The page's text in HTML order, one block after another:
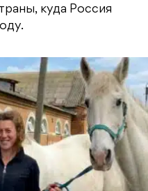
куда Россия